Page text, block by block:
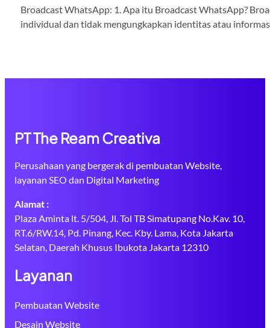
Broadcast WhatsApp: 1. Apa itu Broadcast WhatsApp?
individual dan tidak mengungkapkan identitas atau
PT The Ream Creativa
Perusahaan yang bergerak di pembuatan Website,
layanan SEO dan Digital Marketing
Alamat :
Plaza Aminta lt. 5/504, Jl. Tol TB Simatupang No.Kav. 10,
RT.6/RW.14, Pd. Pinang, Kec. Kby. Lama, Kota Jakarta
Selatan, Daerah Khusus Ibukota Jakarta 12310
Layanan
Pembuatan Website
Desain Website